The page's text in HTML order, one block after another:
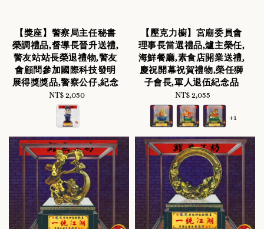
【獎座】警察局主任秘書
榮調禮品,督導長晉升送禮,
警友站站長榮退禮物,警友
會顧問參加國際科技發明
展得獎獎品,警察公仔,紀念
Regular
price
NT$ 2,050
【壓克力櫥】宮廟委員會
理事長當選禮品,爐主榮任,
海鮮餐廳,素食店開業送禮,
慶祝開幕祝賀禮物,榮任獅
子會長,軍人退伍紀念品
Regular
price
NT$ 2,055
+1